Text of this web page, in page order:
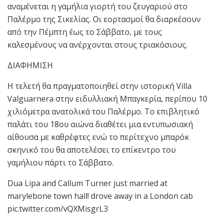
αναμένεται η γαμήλια γιορτή του ζευγαριού στο
Παλέρμο της Σικελίας. Οι εορτασμοί θα διαρκέσουν
από την Πέμπτη έως το Σάββατο, με τους
καλεσμένους να ανέρχονται στους τριακόσιους.
ΔΙΑΦΗΜΙΣΗ
Η τελετή θα πραγματοποιηθεί στην ιστορική Villa
Valguarnera στην ειδυλλιακή Μπαγκερία, περίπου 10
χιλιόμετρα ανατολικά του Παλέρμο. Το επιβλητικό
παλάτι του 18ου αιώνα διαθέτει μια εντυπωσιακή
αίθουσα με καθρέφτες ενώ το περίτεχνο μπαρόκ
σκηνικό του θα αποτελέσει το επίκεντρο του
γαμήλιου πάρτι το Σάββατο.
Dua Lipa and Callum Turner just married at
marylebone town hall! drove away in a London cab
pic.twitter.com/vQXMisgrL3